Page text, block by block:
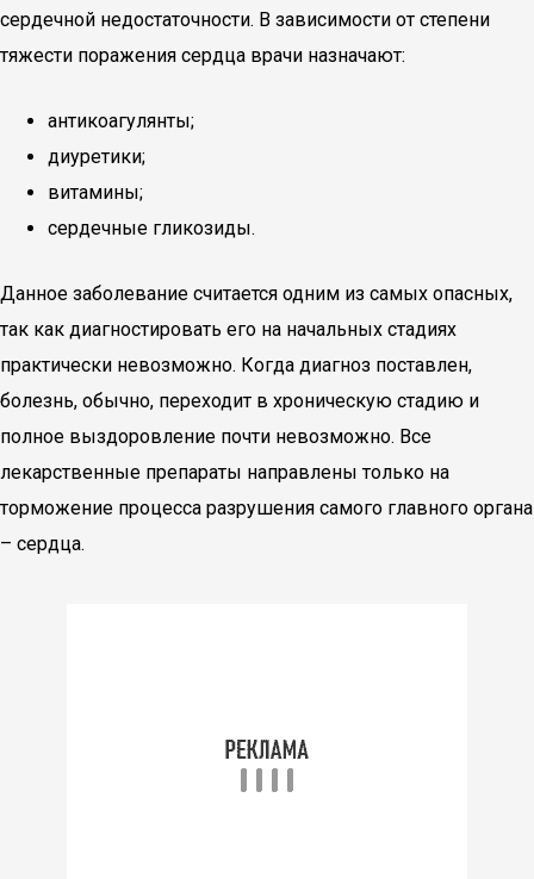
сердечной недостаточности. В зависимости от степени
тяжести поражения сердца врачи назначают:
антикоагулянты;
диуретики;
витамины;
сердечные гликозиды.
Данное заболевание считается одним из самых опасных,
так как диагностировать его на начальных стадиях
практически невозможно. Когда диагноз поставлен,
болезнь, обычно, переходит в хроническую стадию и
полное выздоровление почти невозможно. Все
лекарственные препараты направлены только на
торможение процесса разрушения самого главного органа
– сердца.